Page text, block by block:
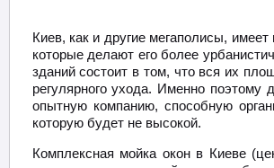
Киев, как и другие мегаполисы,
которые делают его более
зданий состоит в том, что вся их
регулярного ухода. Именно поэтому
опытную компанию, способную
которую будет не высокой.
Комплексная мойка окон в Киеве